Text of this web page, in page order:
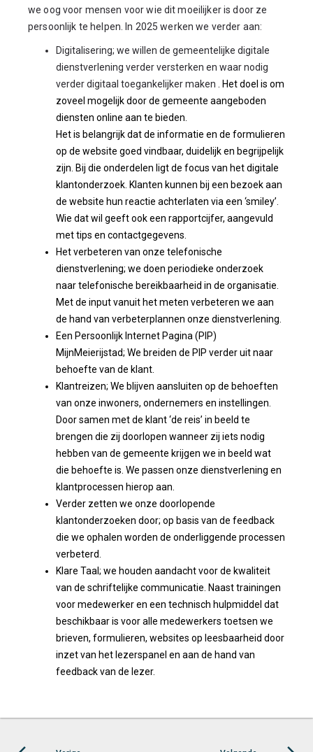
we oog voor mensen voor wie dit moeilijker is door ze
persoonlijk te helpen. In 2025 werken we verder aan:
Digitalisering; we willen de gemeentelijke digitale
dienstverlening verder versterken en waar nodig
verder digitaal toegankelijker maken . Het doel is om
zoveel mogelijk door de gemeente aangeboden
diensten online aan te bieden.
Het is belangrijk dat de informatie en de formulieren
op de website goed vindbaar, duidelijk en begrijpelijk
zijn. Bij die onderdelen ligt de focus van het digitale
klantonderzoek. Klanten kunnen bij een bezoek aan
de website hun reactie achterlaten via een ‘smiley’.
Wie dat wil geeft ook een rapportcijfer, aangevuld
met tips en contactgegevens.
Het verbeteren van onze telefonische
dienstverlening; we doen periodieke onderzoek
naar telefonische bereikbaarheid in de organisatie.
Met de input vanuit het meten verbeteren we aan
de hand van verbeterplannen onze dienstverlening.
Een Persoonlijk Internet Pagina (PIP)
MijnMeierijstad; We breiden de PIP verder uit naar
behoefte van de klant.
Klantreizen; We blijven aansluiten op de behoeften
van onze inwoners, ondernemers en instellingen.
Door samen met de klant ‘de reis’ in beeld te
brengen die zij doorlopen wanneer zij iets nodig
hebben van de gemeente krijgen we in beeld wat
die behoefte is. We passen onze dienstverlening en
klantprocessen hierop aan.
Verder zetten we onze doorlopende
klantonderzoeken door; op basis van de feedback
die we ophalen worden de onderliggende processen
verbeterd.
Klare Taal; we houden aandacht voor de kwaliteit
van de schriftelijke communicatie. Naast trainingen
voor medewerker en een technisch hulpmiddel dat
beschikbaar is voor alle medewerkers toetsen we
brieven, formulieren, websites op leesbaarheid door
inzet van het lezerspanel en aan de hand van
feedback van de lezer.